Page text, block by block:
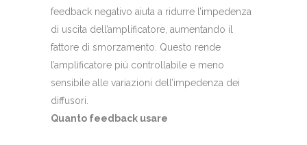
feedback negativo aiuta a ridurre l’impedenza
di uscita dell’amplificatore, aumentando il
fattore di smorzamento. Questo rende
l’amplificatore più controllabile e meno
sensibile alle variazioni dell’impedenza dei
diffusori.
Quanto feedback usare